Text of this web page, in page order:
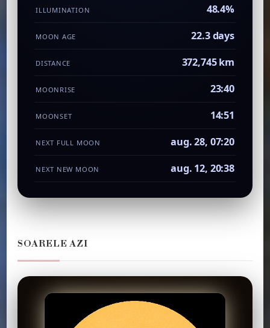
ILLUMINATION 48.4%
MOON AGE 22.3 days
DISTANCE 372,745 km
MOONRISE 23:40
MOONSET 14:51
NEXT FULL MOON aug. 28, 07:20
NEXT NEW MOON aug. 12, 20:38
SOARELE AZI